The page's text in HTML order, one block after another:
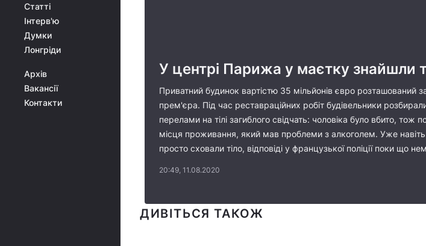
Статті
Інтерв'ю
Думки
Лонгріди
Архів
Вакансії
Контакти
У центрі Парижа у маєтку знайшли
Приватний будинок вартістю 35 мільйонів євро розташований
прем'єра. Під час реставраційних робіт будівельники
перелами на тілі загиблого свідчать: чоловіка було вбито,
місця проживання, який мав проблеми з алкоголем. Уже
просто сховали тіло, відповіді у французької поліції поки що
20:49, 11.08.2020
ДИВІТЬСЯ ТАКОЖ